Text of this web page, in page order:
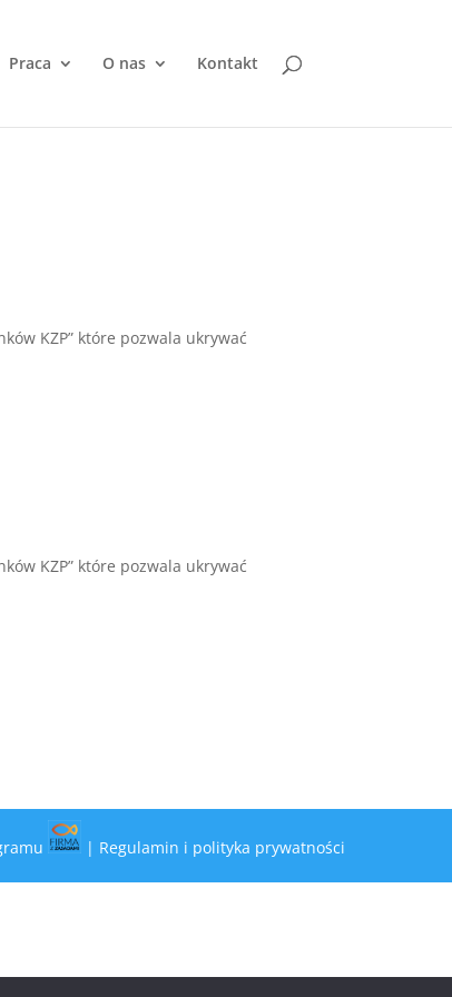
Praca O nas Kontakt
KZP” które pozwala ukrywać
KZP” które pozwala ukrywać
| Regulamin i polityka prywatności